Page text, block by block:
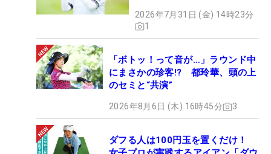
2026年7月31日 (金) 14時23分
1
「ボトッ！って音が…」ラウンド中
にまさかの珍客!? 都玲華、頭の上
のセミと“共演”
2026年8月6日 (木) 16時45分 3
ダフる人は100円玉を置くだけ！